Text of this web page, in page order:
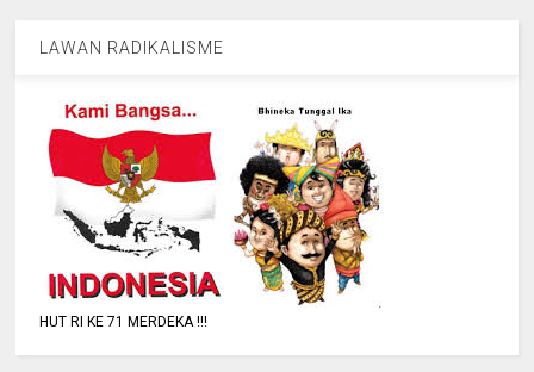
LAWAN RADIKALISME
HUT RI KE 71 MERDEKA !!!